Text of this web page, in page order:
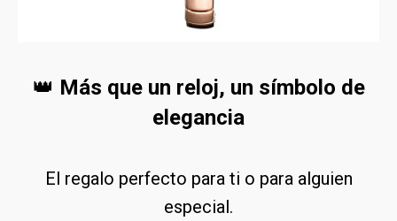
👑 Más que un reloj, un símbolo de
elegancia
El regalo perfecto para ti o para alguien
especial.